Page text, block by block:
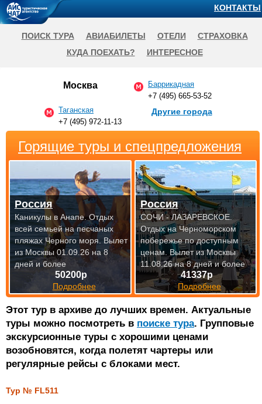
Этот тур в архиве до лучших времен. Актуальные
туры можно посмотреть в поиске тура. Групповые
экскурсионные туры с хорошими ценами
возобновятся, когда полетят чартеры или
регулярные рейсы с блоками мест.
Тур № FL511
Горящие туры и спецпредложения
50200р
Подробнее
Россия
Каникулы в Анапе. Отдых
всей семьей на песчаных
пляжах Черного моря. Вылет
из Москвы 01.09.26 на 8
дней и более
41337р
Подробнее
Россия
СОЧИ - ЛАЗАРЕВСКОЕ.
Отдых на Черноморском
побережье по доступным
ценам. Вылет из Москвы
11.08.26 на 8 дней и более
Москва
Баррикадная
+7 (495) 665-53-52
Таганская
+7 (495) 972-11-13
Другие города
КОНТАКТЫ
ПОИСК ТУРА АВИАБИЛЕТЫ ОТЕЛИ
СТРАХОВКА
КУДА ПОЕХАТЬ?
ИНТЕРЕСНОЕ